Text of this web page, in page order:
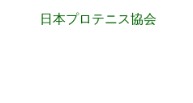
日本プロテニス協会